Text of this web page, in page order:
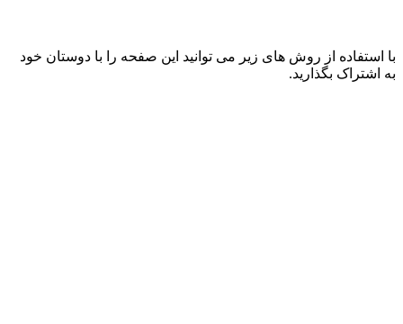
با استفاده از روش های زیر می توانید این صفحه را با دوستان خود
به اشتراک بگذارید.